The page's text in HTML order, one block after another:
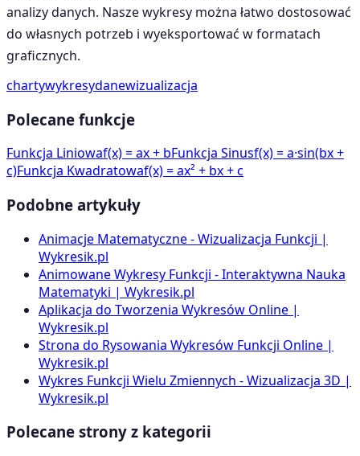
analizy danych. Nasze wykresy można łatwo dostosować
do własnych potrzeb i wyeksportować w formatach
graficznych.
chartywykresydanewizualizacja
Polecane funkcje
Funkcja Liniowaf(x) = ax + bFunkcja Sinusf(x) = a·sin(bx +
c)Funkcja Kwadratowaf(x) = ax² + bx + c
Podobne artykuły
Animacje Matematyczne - Wizualizacja Funkcji |
Wykresik.pl
Animowane Wykresy Funkcji - Interaktywna Nauka
Matematyki | Wykresik.pl
Aplikacja do Tworzenia Wykresów Online |
Wykresik.pl
Strona do Rysowania Wykresów Funkcji Online |
Wykresik.pl
Wykres Funkcji Wielu Zmiennych - Wizualizacja 3D |
Wykresik.pl
Polecane strony z kategorii